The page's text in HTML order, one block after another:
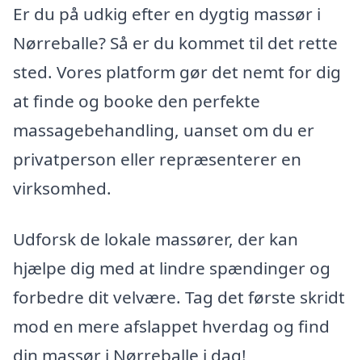
Er du på udkig efter en dygtig massør i
Nørreballe? Så er du kommet til det rette
sted. Vores platform gør det nemt for dig
at finde og booke den perfekte
massagebehandling, uanset om du er
privatperson eller repræsenterer en
virksomhed.
Udforsk de lokale massører, der kan
hjælpe dig med at lindre spændinger og
forbedre dit velvære. Tag det første skridt
mod en mere afslappet hverdag og find